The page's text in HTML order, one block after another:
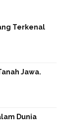
Terkenal
Jawa.
Dunia